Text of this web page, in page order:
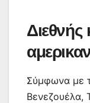
Διεθνής
Σύμφωνα με
Βενεζουέλα,